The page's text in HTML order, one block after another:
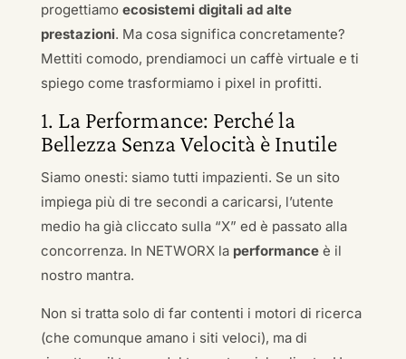
progettiamo ecosistemi digitali ad alte
prestazioni. Ma cosa significa concretamente?
Mettiti comodo, prendiamoci un caffè virtuale e ti
spiego come trasformiamo i pixel in profitti.
1. La Performance: Perché la
Bellezza Senza Velocità è Inutile
Siamo onesti: siamo tutti impazienti. Se un sito
impiega più di tre secondi a caricarsi, l’utente
medio ha già cliccato sulla “X” ed è passato alla
concorrenza. In NETWORX la performanceè il
nostro mantra.
Non si tratta solo di far contenti i motori di ricerca
(che comunque amano i siti veloci), ma di